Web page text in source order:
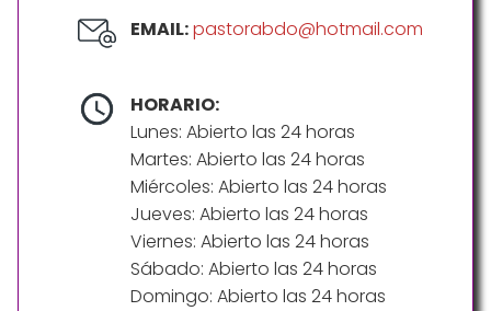
EMAIL:pastorabdo@hotmail.com
HORARIO:
Lunes: Abierto las 24 horas
Martes: Abierto las 24 horas
Miércoles: Abierto las 24 horas
Jueves: Abierto las 24 horas
Viernes: Abierto las 24 horas
Sábado: Abierto las 24 horas
Domingo: Abierto las 24 horas